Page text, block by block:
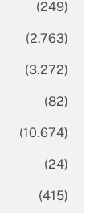
(249)
(2.763)
(3.272)
(82)
(10.674)
(24)
(415)